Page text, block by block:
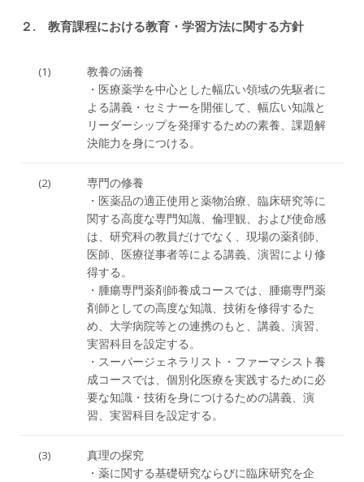
２. 教育課程における教育・学習方法に関する方針
(1)
教養の涵養
・医療薬学を中心とした幅広い領域の先駆者に
よる講義・セミナーを開催して、幅広い知識と
リーダーシップを発揮するための素養、課題解
決能力を身につける。
(2)
専門の修養
・医薬品の適正使用と薬物治療、臨床研究等に
関する高度な専門知識、倫理観、および使命感
は、研究科の教員だけでなく、現場の薬剤師、
医師、医療従事者等による講義、演習により修
得する。
・腫瘍専門薬剤師養成コースでは、腫瘍専門薬
剤師としての高度な知識、技術を修得するた
め、大学病院等との連携のもと、講義、演習、
実習科目を設定する。
・スーパージェネラリスト・ファーマシスト養
成コースでは、個別化医療を実践するために必
要な知識・技術を身につけるための講義、演
習、実習科目を設定する。
(3)
真理の探究
・薬に関する基礎研究ならびに臨床研究を企